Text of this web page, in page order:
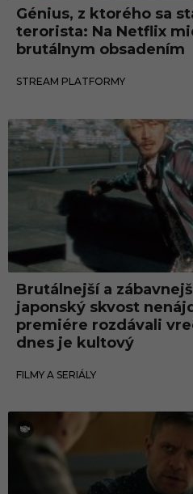
Génius, z ktorého sa
terorista: Na Netflix
brutálnym obsadením
STREAM PLATFORMY
Brutálnejší a
japonský skvost
premiére rozdávali
dnes je kultový
FILMY A SERIÁLY